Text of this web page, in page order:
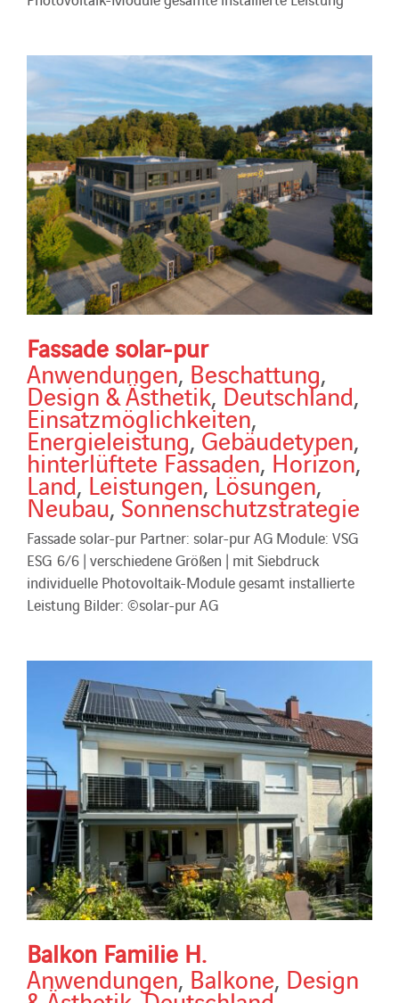
Fassade solar-pur
Anwendungen, Beschattung,
Design & Ästhetik,Deutschland,
Einsatzmöglichkeiten,
Energieleistung,Gebäudetypen,
hinterlüftete Fassaden,Horizon,
Land,Leistungen,Lösungen,
Neubau,Sonnenschutzstrategie
Fassade solar-pur Partner: solar-pur AG Module: VSG
ESG 6/6 | verschiedene Größen | mit Siebdruck
individuelle Photovoltaik-Module gesamt installierte
Leistung Bilder: ©solar-pur AG
Balkon Familie H.
Anwendungen, Balkone, Design